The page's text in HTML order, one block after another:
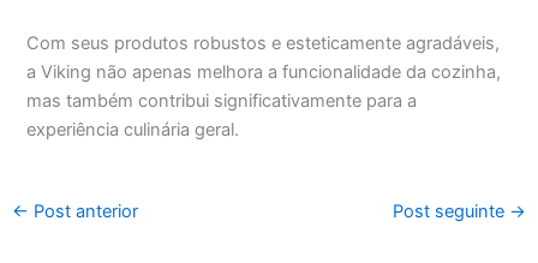
Com seus produtos robustos e esteticamente agradáveis,
a Viking não apenas melhora a funcionalidade da cozinha,
mas também contribui significativamente para a
experiência culinária geral.
← Post anterior Post seguinte →